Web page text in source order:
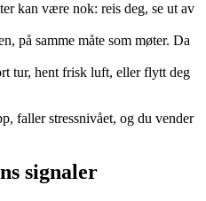
kan være nok: reis deg, se ut av
på samme måte som møter. Da
tur, hent frisk luft, eller flytt deg
faller stressnivået, og du vender
signaler